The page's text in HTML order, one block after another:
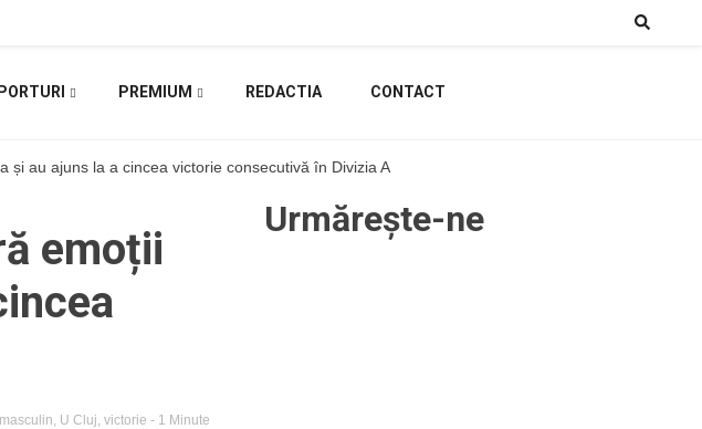
PREMIUM REDACTIA CONTACT
și au ajuns la a cincea victorie consecutivă în Divizia A
emoții
, U Cluj, victorie - 1 Minute
Urmărește-ne